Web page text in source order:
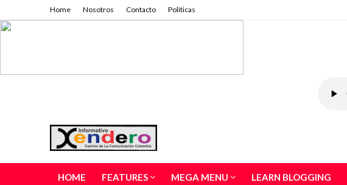
Home Nosotros Contacto Políticas
HOME FEATURES MEGA MENU LEARN BLOGGING